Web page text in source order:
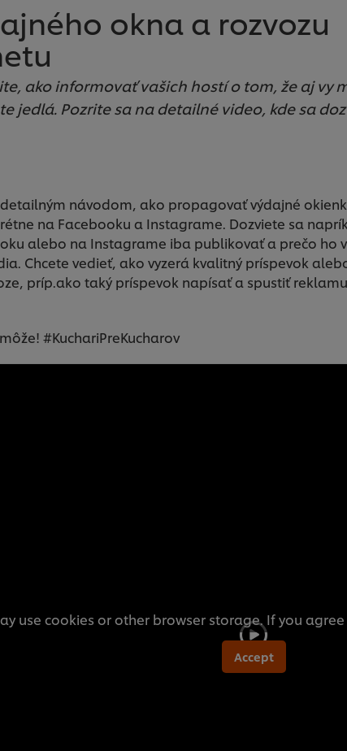
okna a rozvozu
ako informovať vašich hostí o tom, že aj vy
jedlá. Pozrite sa na detailné video, kde sa
návodom, ako propagovať výdajné
na Facebooku a Instagrame. Dozviete sa
alebo na Instagrame iba publikovať a prečo ho
Chcete vedieť, ako vyzerá kvalitný príspevok
príp.ako taký príspevok napísať a spustiť
#KuchariPreKucharov
use cookies or other browser storage. If you
Accept